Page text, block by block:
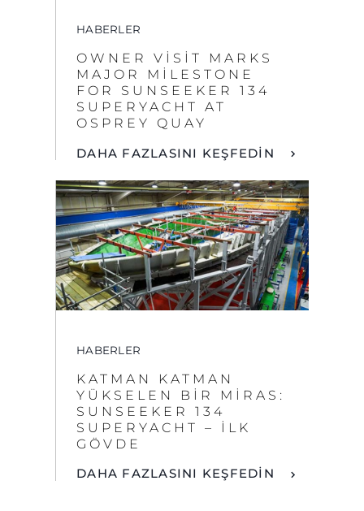
FOR SUNSEEKER 134
SUPERYACHT AT
OSPREY QUAY
DAHA FAZLASINI KEŞFEDİN
HABERLER
KATMAN KATMAN
SUNSEEKER 134
SUPERYACHT – İLK
GÖVDE
DAHA FAZLASINI KEŞFEDİN